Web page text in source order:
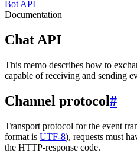
Bot API
Documentation
Chat API
This memo describes how to
capable of receiving and sending
Channel protocol#
Transport protocol for the event
format is UTF-8), requests must
the HTTP-response code.